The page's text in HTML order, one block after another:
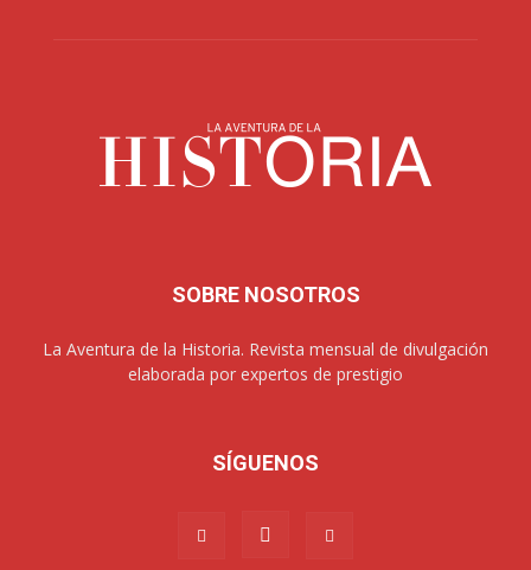
SOBRE NOSOTROS
La Aventura de la Historia. Revista mensual de divulgación
elaborada por expertos de prestigio
SÍGUENOS